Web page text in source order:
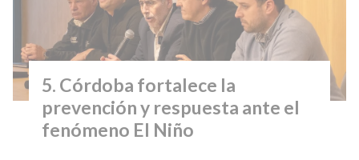
Córdoba fortalece la
prevención y respuesta ante el
fenómeno El Niño